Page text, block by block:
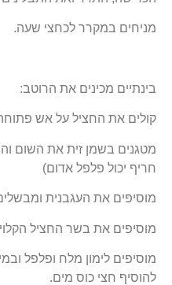
מניחים במקרר לכחצי שעה.
בינתיים מכינים את הרוטב:
קולים את החציל על אש
מטגנים בשמן זית את השום
חריף יכול פלפל אדום)
מוסיפים את העגבנית ומבשלים יחד כ 15 דקות על
מוסיפים את בשר החציל
מוסיפים לימון מלח ופלפל
להוסיף חצי כוס מים.